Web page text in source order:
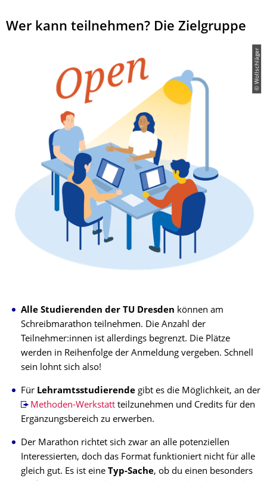
Wer kann teilnehmen? Die Zielgruppe
© Wollschläger
Alle Studierenden der TU Dresden können am
Schreibmarathon teilnehmen. Die Anzahl der
Teilnehmer:innen ist allerdings begrenzt. Die Plätze
werden in Reihenfolge der Anmeldung vergeben. Schnell
sein lohnt sich also!
Für Lehramtsstudierende gibt es die Möglichkeit, an der
Methoden-Werkstatt teilzunehmen und Credits für den
Ergänzungsbereich zu erwerben.
Der Marathon richtet sich zwar an alle potenziellen
Interessierten, doch das Format funktioniert nicht für alle
gleich gut. Es ist eine Typ-Sache, ob du einen besonders